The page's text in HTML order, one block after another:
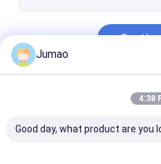
Jumao
4:38
Good day, what product are you